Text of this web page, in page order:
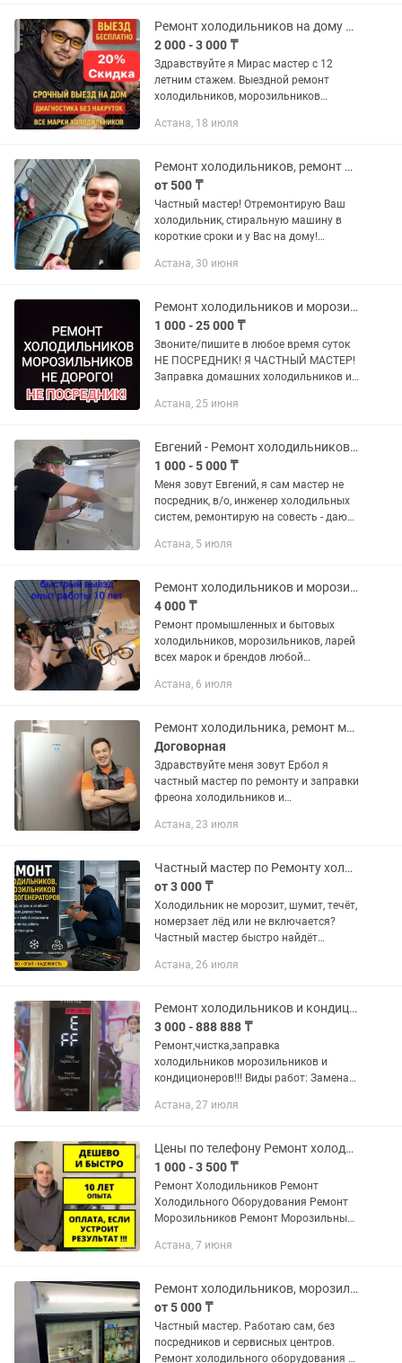
Ремонт холодильников на дому заправка фреона витрины морозильников
2 000 - 3 000 ₸
Здравствуйте я Мирас мастер с 12
летним стажем. Выездной ремонт
холодильников, морозильников
Собственный склад запчастей
чтобы не потерять...
Астана, 18 июля
Ремонт холодильников, ремонт морозлильных камер.
от 500 ₸
Частный мастер! Отремонтирую Ваш
холодильник, стиральную машину в
короткие сроки и у Вас на дому!
Вежлив, тактичен, пунктуален.
стиральные...
Астана, 30 июня
Ремонт холодильников и морозильников с выездом на дом
1 000 - 25 000 ₸
Звоните/пишите в любое время суток
НЕ ПОСРЕДНИК! Я ЧАСТНЫЙ МАСТЕР!
Заправка домашних холодильников и
гарантией! Выезд к вам домой! Ремонт
Астана, 25 июня
Евгений - Ремонт холодильников и морозильников на дому, заправка фреоном
1 000 - 5 000 ₸
Меня зовут Евгений, я сам мастер не
посредник, в/о, инженер холодильных
систем, ремонтирую на совесть - даю
-Ремонт холодильников бытовых и
Астана, 5 июля
Ремонт холодильников и морозильников на дому, заправка фреоном
4 000 ₸
Ремонт промышленных и бытовых
холодильников, морозильников, ларей
всех марок и брендов любой
ВЫСОКОЕ КАЧЕСТВО! ГАРАНТИЯ!
вам не...
Астана, 6 июля
Ремонт холодильника, ремонт морозильника
Договорная
Здравствуйте меня зовут Ербол я
частный мастер по ремонту и заправки
фреона холодильников и
лет. Работаю чисто и качественно.
Астана, 23 июля
Частный мастер по Ремонту холодильников, морозильников и ледогенераторов
от 3 000 ₸
Холодильник не морозит, шумит, течёт,
номерзает лёд или не включается?
Частный мастер быстро найдёт
без лишних затрат. Работаю сам, без
Астана, 26 июля
Ремонт холодильников и кондиционеров холодильников и морозильников
3 000 - 888 888 ₸
Ремонт,чистка,заправка
холодильников морозильников и
кондиционеров!!! Виды работ: Замена
капелярной трубки Замена термостата
требующие...
Астана, 27 июля
Цены по телефону Ремонт холодильников Морозильников На дому Выезд
1 000 - 3 500 ₸
Ремонт Холодильников Ремонт
Холодильного Оборудования Ремонт
Морозильников Ремонт Морозильных
Лишнего не чиню, всегда называю
Астана, 7 июня
Ремонт холодильников, морозильников и лёдогенераторов
от 5 000 ₸
Частный мастер. Работаю сам, без
посредников и сервисных центров.
Ремонт холодильного оборудования с